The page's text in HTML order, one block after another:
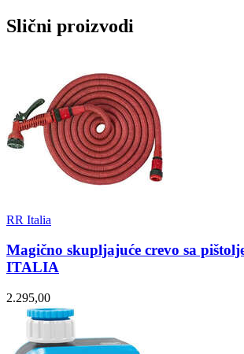
Slični proizvodi
RR Italia
Magično skupljajuće crevo sa
ITALIA
2.295,00